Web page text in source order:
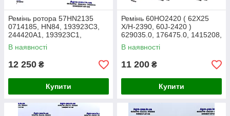
Ремінь ротора 57HN2135
0714185, HN84, 193923C3,
244420A1, 193923C1,
244420A3, 193923C4 (Gates)
В наявності
12 250 ₴
Купити
Ремінь 60HO2420 ( 62X25
X/H-2390, 60J-2420 )
629035.0, 176475.0, 1415208,
AP1001289
В наявності
11 200 ₴
Купити